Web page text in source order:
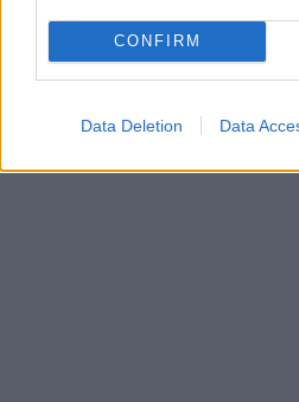
CONFIRM
Data Deletion Data
come utimo il ford. Come
il 2.8 su ducato arriva intorno ai
punta mentre il mio non va oltre